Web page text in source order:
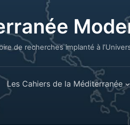
de recherches implanté à
Les Cahiers de la Méditerranée